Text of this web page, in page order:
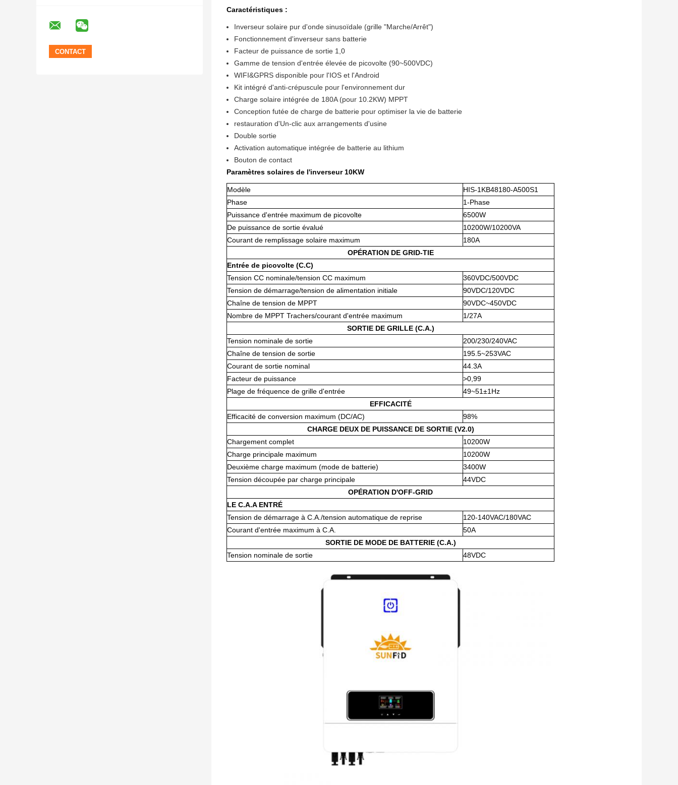
Caractéristiques :
Inverseur solaire pur d'onde sinusoïdale (grille "Marche/Arrêt")
Fonctionnement d'inverseur sans batterie
Facteur de puissance de sortie 1,0
Gamme de tension d'entrée élevée de picovolte (90~500VDC)
WIFI&GPRS disponible pour l'IOS et l'Android
Kit intégré d'anti-crépuscule pour l'environnement dur
Charge solaire intégrée de 180A (pour 10.2KW) MPPT
Conception futée de charge de batterie pour optimiser la vie de batterie
restauration d'Un-clic aux arrangements d'usine
Double sortie
Activation automatique intégrée de batterie au lithium
Bouton de contact
Paramètres solaires de l'inverseur 10KW
Modèle
HIS-1KB48180-A500S1
Phase
1-Phase
Puissance d'entrée maximum de picovolte
6500W
De puissance de sortie évalué
10200W/10200VA
Courant de remplissage solaire maximum
180A
OPÉRATION DE GRID-TIE
Entrée de picovolte (C.C)
Tension CC nominale/tension CC maximum
360VDC/500VDC
Tension de démarrage/tension de alimentation initiale
90VDC/120VDC
Chaîne de tension de MPPT
90VDC~450VDC
Nombre de MPPT Trachers/courant d'entrée maximum
1/27A
SORTIE DE GRILLE (C.A.)
Tension nominale de sortie
200/230/240VAC
Chaîne de tension de sortie
195.5~253VAC
Courant de sortie nominal
44.3A
Facteur de puissance
>0,99
Plage de fréquence de grille d'entrée
49~51±1Hz
EFFICACITÉ
Efficacité de conversion maximum (DC/AC)
98%
CHARGE DEUX DE PUISSANCE DE SORTIE (V2.0)
Chargement complet
10200W
Charge principale maximum
10200W
Deuxième charge maximum (mode de batterie)
3400W
Tension découpée par charge principale
44VDC
OPÉRATION D'OFF-GRID
LE C.A.A ENTRÉ
Tension de démarrage à C.A./tension automatique de reprise
120-140VAC/180VAC
Courant d'entrée maximum à C.A.
50A
SORTIE DE MODE DE BATTERIE (C.A.)
Tension nominale de sortie
48VDC